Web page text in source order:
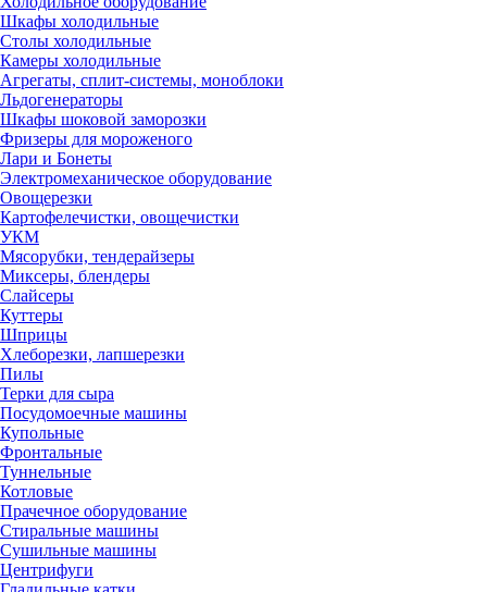
Шкафы холодильные
Столы холодильные
Камеры холодильные
Агрегаты, сплит-системы, моноблоки
Льдогенераторы
Шкафы шоковой заморозки
Фризеры для мороженого
Лари и Бонеты
Электромеханическое оборудование
Овощерезки
Картофелечистки, овощечистки
УКМ
Мясорубки, тендерайзеры
Миксеры, блендеры
Слайсеры
Куттеры
Шприцы
Хлеборезки, лапшерезки
Пилы
Терки для сыра
Посудомоечные машины
Купольные
Фронтальные
Туннельные
Котловые
Прачечное оборудование
Стиральные машины
Сушильные машины
Центрифуги